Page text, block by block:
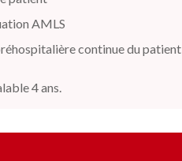
AMLS
continue du patient
4 ans.